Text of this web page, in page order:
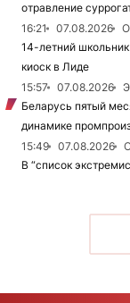
отравление
16:21
07.08.2026
14-летний
киоск в Лиде
15:57
07.08.2026
Беларусь пятый
динамике
15:49
07.08.2026
В “список